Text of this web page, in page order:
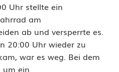
Uhr stellte ein
am
ab und versperrte es.
20:00 Uhr wieder zu
war es weg. Bei dem
um ein